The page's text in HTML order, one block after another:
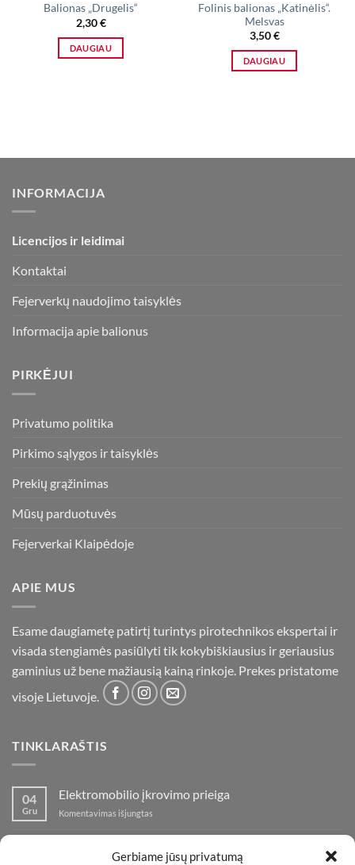
Gerbiame jūsų privatumą
Balionas „Drugelis“
2,30€
DAUGIAU
Folinis balionas „Katinėlis“.
Melsvas
3,50€
DAUGIAU
INFORMACIJA
Licencijos ir leidimai
Kontaktai
Fejerverkų naudojimo taisyklės
Informacija apie balionus
PIRKĖJUI
Privatumo politika
Pirkimo sąlygos ir taisyklės
Prekių grąžinimas
Mūsų parduotuvės
Fejerverkai Klaipėdoje
APIE MUS
Esame daugiametę patirtį turintys pirotechnikos ekspertai ir
visada stengiamės pasiūlyti tik kokybiškiausius ir geriausius
gaminius už bene mažiausią kainą rinkoje. Prekes pristatome
visoje Lietuvoje.
TINKLARAŠTIS
04
Gru
Elektromobilio įkrovimo prieiga
Komentavimas išjungtas
prieiga